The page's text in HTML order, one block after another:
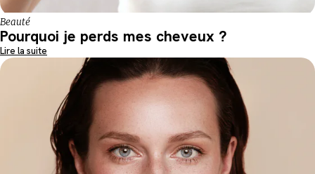
Beauté
Pourquoi je perds mes cheveux ?
Lire la suite